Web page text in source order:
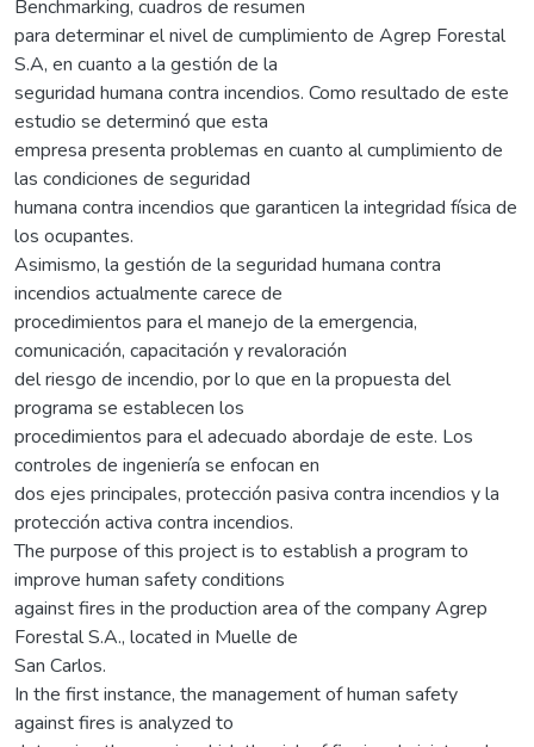
Benchmarking, cuadros de resumen
para determinar el nivel de cumplimiento de Agrep Forestal
S.A, en cuanto a la gestión de la
seguridad humana contra incendios. Como resultado de este
estudio se determinó que esta
empresa presenta problemas en cuanto al cumplimiento de
las condiciones de seguridad
humana contra incendios que garanticen la integridad física de
los ocupantes.
Asimismo, la gestión de la seguridad humana contra
incendios actualmente carece de
procedimientos para el manejo de la emergencia,
comunicación, capacitación y revaloración
del riesgo de incendio, por lo que en la propuesta del
programa se establecen los
procedimientos para el adecuado abordaje de este. Los
controles de ingeniería se enfocan en
dos ejes principales, protección pasiva contra incendios y la
protección activa contra incendios.
The purpose of this project is to establish a program to
improve human safety conditions
against fires in the production area of the company Agrep
Forestal S.A., located in Muelle de
San Carlos.
In the first instance, the management of human safety
against fires is analyzed to